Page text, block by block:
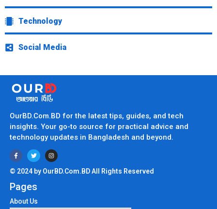
Technology
Social Media
OurBD.Com.BD for the latest tips, guides, and tech
insights. Your go-to source for practical advice and
technology updates in Bangladesh and beyond.
© 2024 by OurBD.Com.BD All Rights Reserved
Pages
About Us